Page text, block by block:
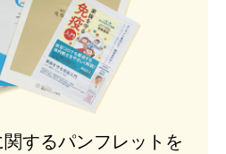
するパンフレットを